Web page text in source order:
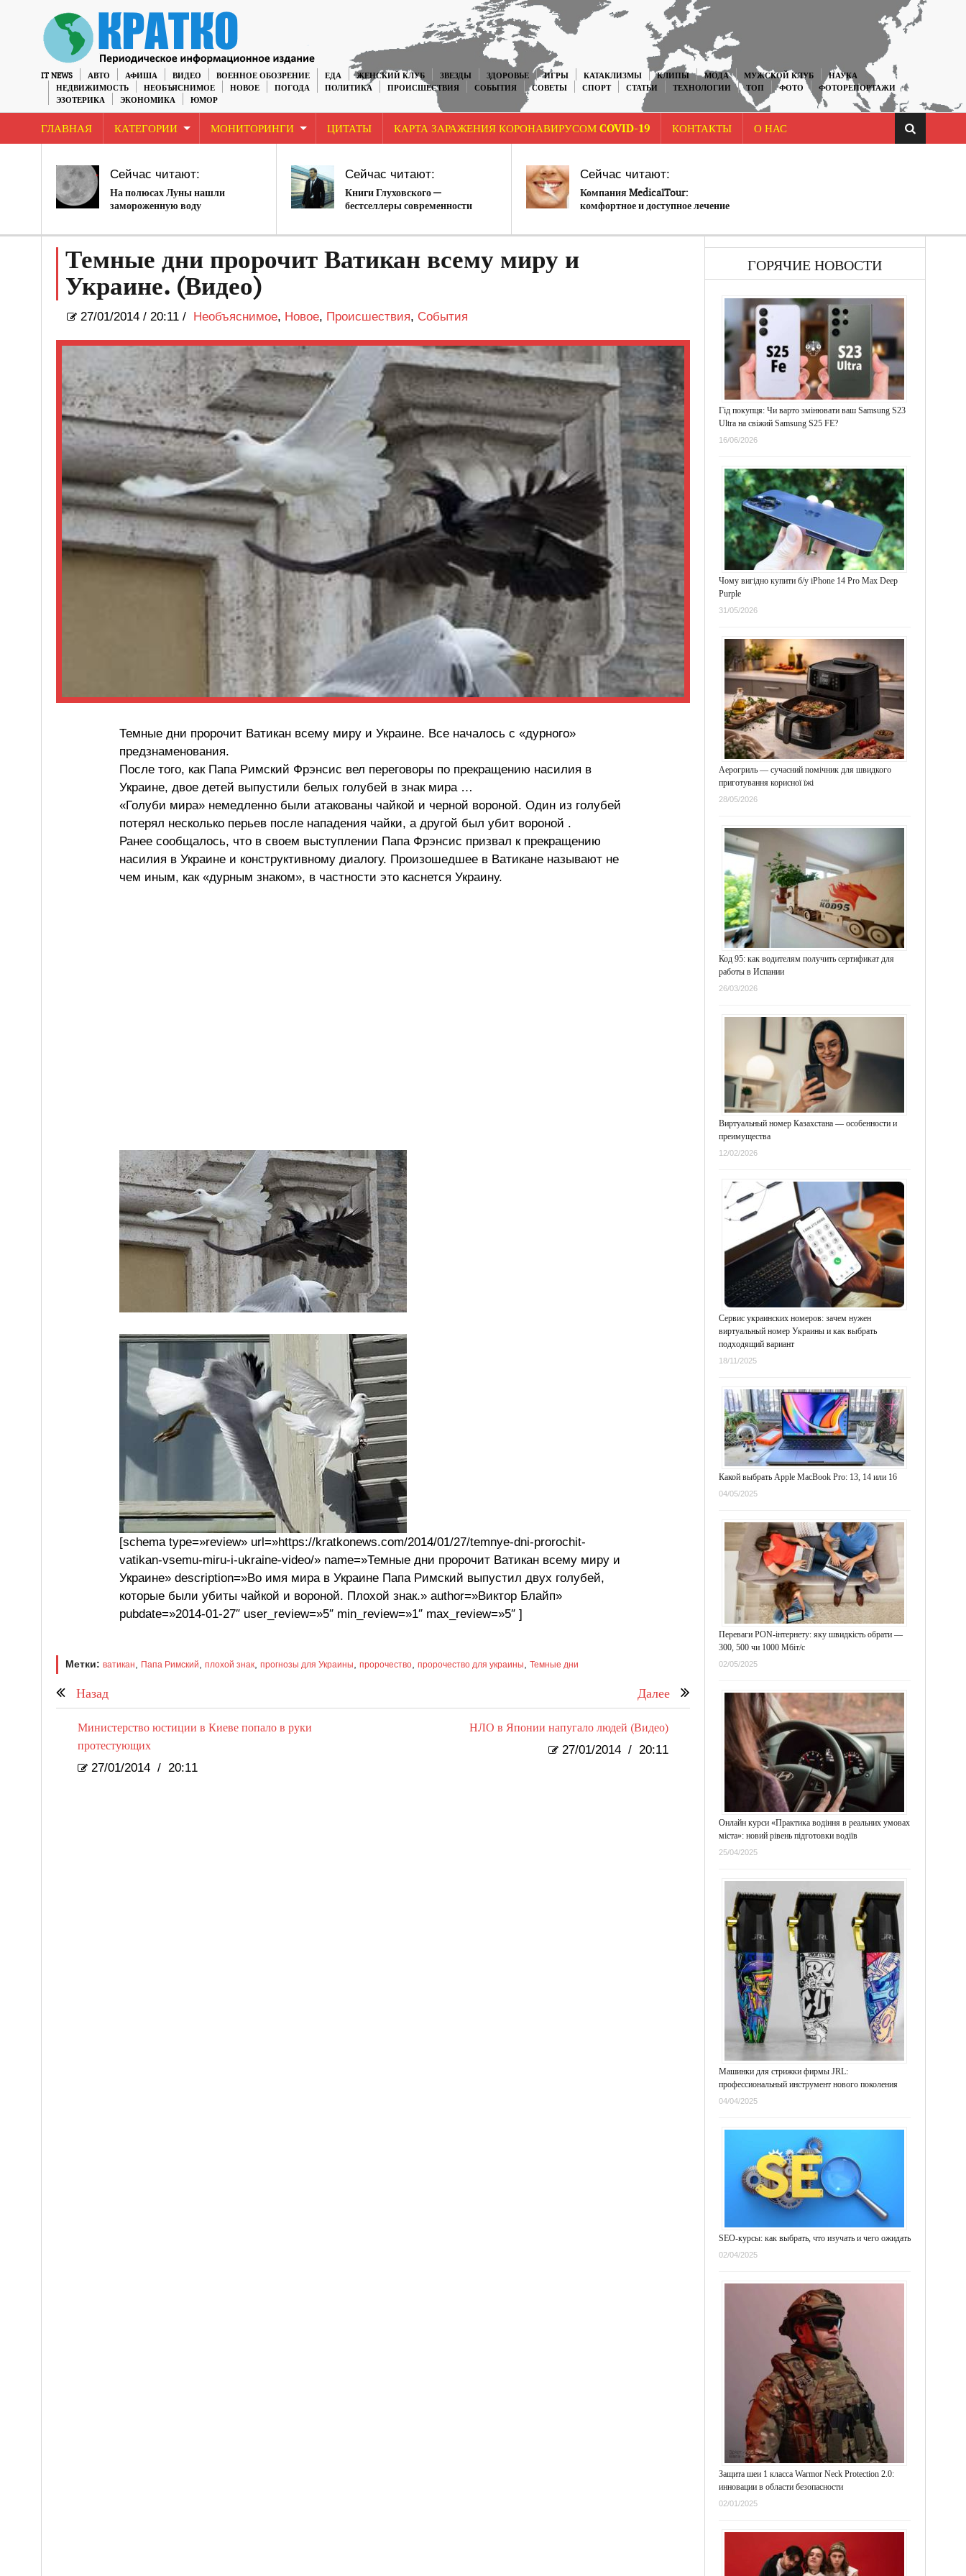
IT NEWS АВТО АФИША ВИДЕО ВОЕННОЕ ОБОЗРЕНИЕ ЕДА ЖЕНСКИЙ КЛУБ ЗВЕЗДЫ ЗДОРОВЬЕ ИГРЫ КАТАКЛИЗМЫ КЛИПЫ МОДА МУЖСКОЙ КЛУБ
НАУКА
НЕДВИЖИМОСТЬ
НЕОБЪЯСНИМОЕ НОВОЕ ПОГОДА ПОЛИТИКА ПРОИСШЕСТВИЯ СОБЫТИЯ СОВЕТЫ СПОРТ СТАТЬИ ТЕХНОЛОГИИ ТОП ФОТО
ФОТОРЕПОРТАЖИ
ЭЗОТЕРИКА
ЭКОНОМИКА ЮМОР
ГЛАВНАЯ КАТЕГОРИИ МОНИТОРИНГИ ЦИТАТЫ КАРТА ЗАРАЖЕНИЯ КОРОНАВИРУСОМ COVID-19 КОНТАКТЫ О НАС
Сейчас читают:
На полюсах Луны нашли
замороженную воду
Сейчас читают:
Книги Глуховского —
бестселлеры современности
Сейчас читают:
Компания MedicalTour:
комфортное и доступное лечение
Темные дни пророчит Ватикан всему миру и
Украине. (Видео)
27/01/2014/ 20:11 / Необъяснимое, Новое, Происшествия, События
Темные дни пророчит Ватикан всему миру и Украине. Все началось с «дурного»
предзнаменования.
После того, как Папа Римский Фрэнсис вел переговоры по прекращению насилия в
Украине, двое детей выпустили белых голубей в знак мира …
«Голуби мира» немедленно были атакованы чайкой и черной вороной. Один из голубей
потерял несколько перьев после нападения чайки, а другой был убит вороной .
Ранее сообщалось, что в своем выступлении Папа Фрэнсис призвал к прекращению
насилия в Украине и конструктивному диалогу. Произошедшее в Ватикане называют не
чем иным, как «дурным знаком», в частности это каснется Украину.
[schema type=»review» url=»https://kratkonews.com/2014/01/27/temnye-dni-prorochit-
vatikan-vsemu-miru-i-ukraine-video/» name=»Темные дни пророчит Ватикан всему миру и
Украине» description=»Во имя мира в Украине Папа Римский выпустил двух голубей,
которые были убиты чайкой и вороной. Плохой знак.» author=»Виктор Блайп»
pubdate=»2014-01-27″ user_review=»5″ min_review=»1″ max_review=»5″ ]
Метки: ватикан, Папа Римский, плохой знак, прогнозы для Украины, пророчество, пророчество для украины, Темные дни
Назад Далее
Министерство юстиции в Киеве попало в руки
протестующих
27/01/2014 / 20:11
НЛО в Японии напугало людей (Видео)
27/01/2014 / 20:11
ГОРЯЧИЕ НОВОСТИ
Гід покупця: Чи варто змінювати ваш Samsung S23
Ultra на свіжий Samsung S25 FE?
16/06/2026
Чому вигідно купити б/у iPhone 14 Pro Max Deep
Purple
31/05/2026
Аерогриль — сучасний помічник для швидкого
приготування корисної їжі
28/05/2026
Код 95: как водителям получить сертификат для
работы в Испании
26/03/2026
Виртуальный номер Казахстана — особенности и
преимущества
12/02/2026
Сервис украинских номеров: зачем нужен
виртуальный номер Украины и как выбрать
подходящий вариант
18/11/2025
Какой выбрать Apple MacBook Pro: 13, 14 или 16
04/05/2025
Переваги PON-інтернету: яку швидкість обрати —
300, 500 чи 1000 Мбіт/с
02/05/2025
Онлайн курси «Практика водіння в реальних умовах
міста»: новий рівень підготовки водіїв
25/04/2025
Машинки для стрижки фирмы JRL:
профессиональный инструмент нового поколения
04/04/2025
SEO-курсы: как выбрать, что изучать и чего ожидать
02/04/2025
Защита шеи 1 класса Warmor Neck Protection 2.0:
инновации в области безопасности
02/01/2025